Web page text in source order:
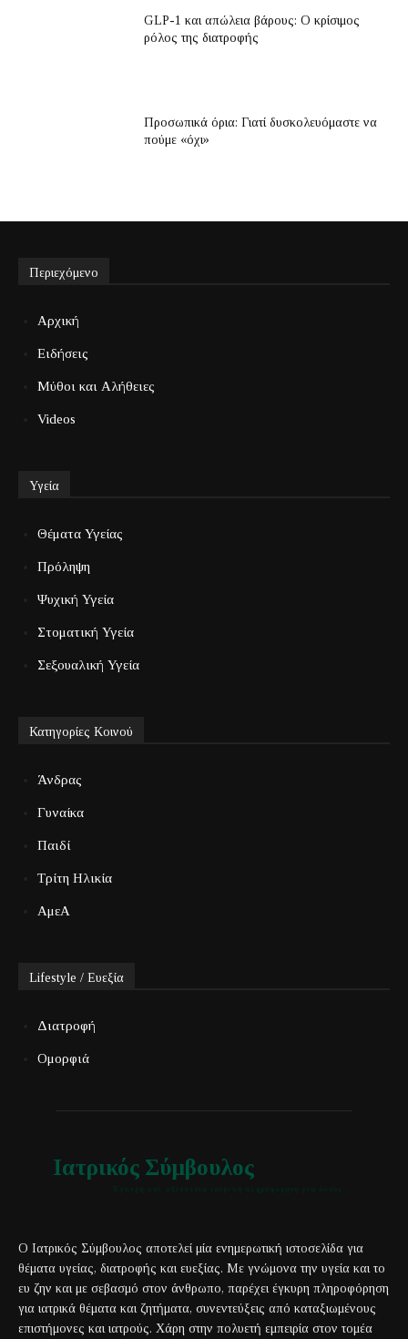
GLP-1 και απώλεια βάρους: Ο κρίσιμος
ρόλος της διατροφής
Προσωπικά όρια: Γιατί δυσκολευόμαστε να
πούμε «όχι»
Περιεχόμενο
Αρχική
Ειδήσεις
Μύθοι και Αλήθειες
Videos
Υγεία
Θέματα Υγείας
Πρόληψη
Ψυχική Υγεία
Στοματική Υγεία
Σεξουαλική Υγεία
Κατηγορίες Κοινού
Άνδρας
Γυναίκα
Παιδί
Τρίτη Ηλικία
ΑμεΑ
Lifestyle / Ευεξία
Διατροφή
Ομορφιά
Ιατρικός Σύμβουλος
Ο Ιατρικός Σύμβουλος αποτελεί μία ενημερωτική ιστοσελίδα για
θέματα υγείας, διατροφής και ευεξίας. Με γνώμονα την υγεία και το
ευ ζην και με σεβασμό στον άνθρωπο, παρέχει έγκυρη πληροφόρηση
για ιατρικά θέματα και ζητήματα, συνεντεύξεις από καταξιωμένους
επιστήμονες και ιατρούς. Χάρη στην πολυετή εμπειρία στον τομέα